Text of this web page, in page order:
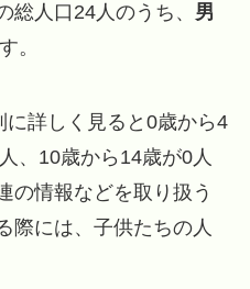
総人口24人のうち、 男
。
詳しく見ると0歳から4
、10歳から14歳が0人
の情報などを取り扱う
際には、子供たちの人